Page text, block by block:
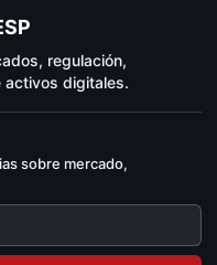
regulación,
activos digitales.
sobre mercado,